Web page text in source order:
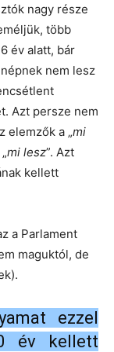
nagy része
több
év alatt, bár
nem lesz
Azt persze nem
elemzők a „mi
mi lesz”. Azt
kellett
a Parlament
maguktól, de
ezzel
év kellett